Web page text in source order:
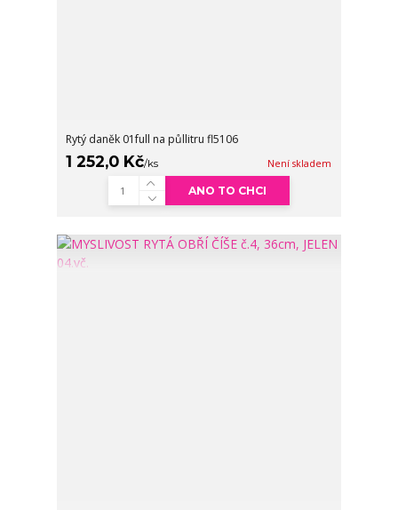
Rytý daněk 01full na půllitru fl5106
1 252,0 Kč/ks Není skladem
ANO TO CHCI